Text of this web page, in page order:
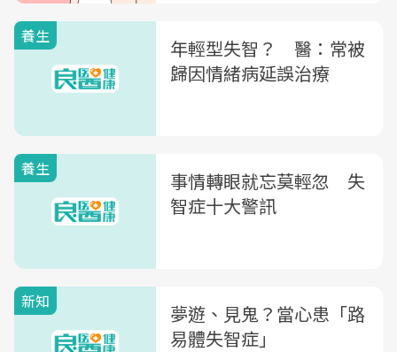
養生
年輕型失智？ 醫：常被
歸因情緒病延誤治療
養生
事情轉眼就忘莫輕忽 失
智症十大警訊
新知
夢遊、見鬼？當心患「路
易體失智症」